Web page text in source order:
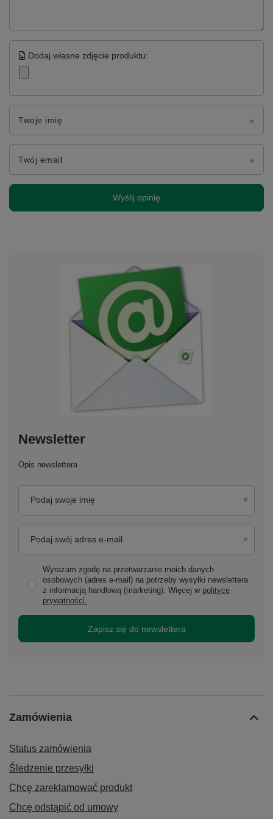
Dodaj własne zdjęcie produktu:
Twoje imię
Twój email
Wyślij opinię
Newsletter
Opis newslettera
Podaj swoje imię
Podaj swój adres e-mail
Wyrażam zgodę na przetwarzanie moich danych
osobowych (adres e-mail) na potrzeby wysyłki newslettera
z informacją handlową (marketing). Więcej w polityce
prywatności.
Zapisz się do newslettera
Zamówienia
Status zamówienia
Śledzenie przesyłki
Chcę zareklamować produkt
Chcę odstąpić od umowy